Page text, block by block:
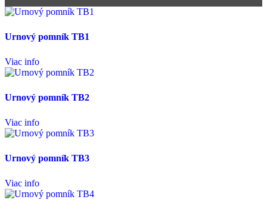
Urnový pomník TB1
Viac info
Urnový pomník TB2
Viac info
Urnový pomník TB3
Viac info